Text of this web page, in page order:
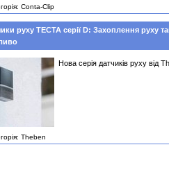
Conta-Clip
руху TECTA серії D: Захоплення руху
Нова серія датчиків руху від
Theben